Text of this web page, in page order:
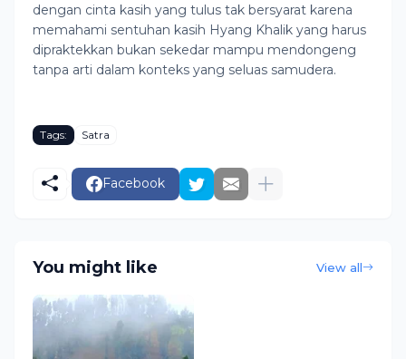
dengan cinta kasih yang tulus tak bersyarat karena
memahami sentuhan kasih Hyang Khalik yang harus
dipraktekkan bukan sekedar mampu mendongeng
tanpa arti dalam konteks yang seluas samudera.
Tags: Satra
Facebook
You might like View all